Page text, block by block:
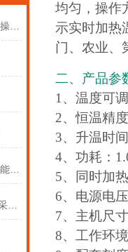
均匀，操作
示实时加热
门、农业、
二、产品参
1、温度可
2、恒温精
3、升温时
4、功耗：
5、同时加
6、电源电
7、主机尺
8、工作环